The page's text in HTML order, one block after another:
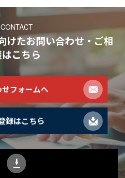
CONTACT
けたお問い合わせ・ご相
はこちら
フォームへ
録はこちら